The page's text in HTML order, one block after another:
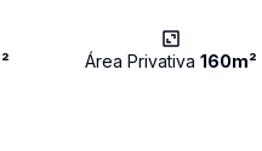
Área Privativa160m²